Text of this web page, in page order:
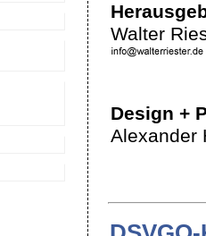
Walter
Design +
Alexander